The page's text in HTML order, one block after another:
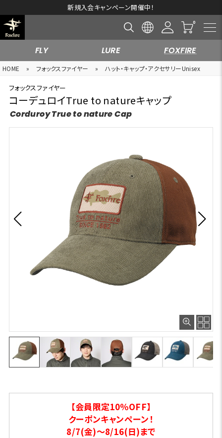
新規入会キャンペーン開催中！
FLY LURE FOXFIRE
HOME » フォックスファイヤー » ハット・キャップ・アクセサリーUnisex
フォックスファイヤー
コーデュロイTrue to natureキャップ
Corduroy True to nature Cap
【会員限定10％OFF】
クーポンキャンペーン！
8/7(金)～8/16(日)まで